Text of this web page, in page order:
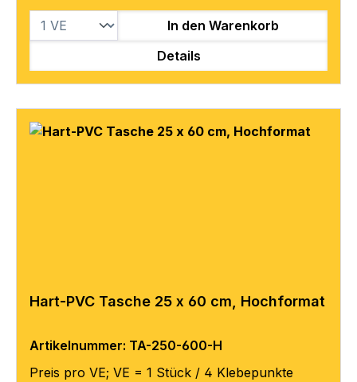
In den Warenkorb
Details
Hart-PVC Tasche 25 x 60 cm, Hochformat
Artikelnummer: TA-250-600-H
Preis pro VE; VE = 1 Stück / 4 Klebepunkte